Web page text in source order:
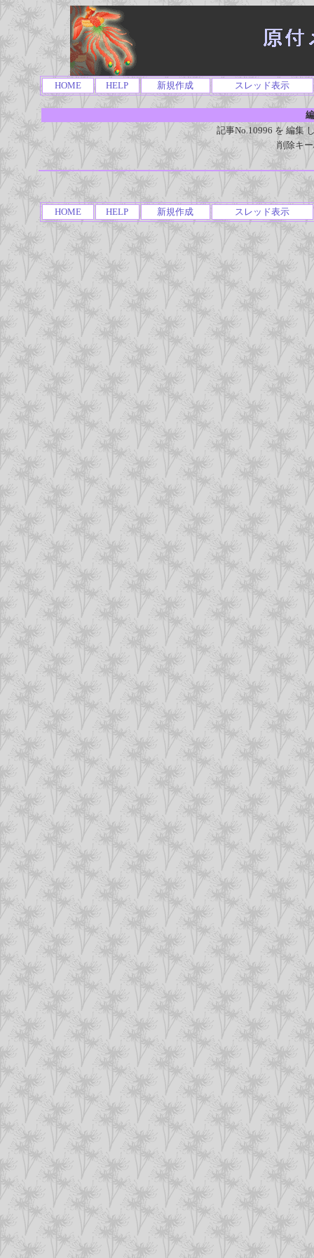
HOME HELP 新規作成 スレッド表示
記事No.10996 を 編集
削除キ
HOME HELP 新規作成 スレッド表示